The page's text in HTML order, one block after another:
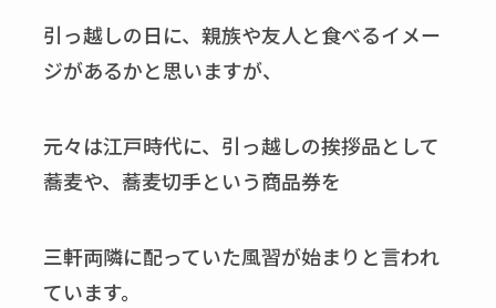
引っ越しの日に、親族や友人と食べるイメー
ジがあるかと思いますが、
元々は江戸時代に、引っ越しの挨拶品として
蕎麦や、蕎麦切手という商品券を
三軒両隣に配っていた風習が始まりと言われ
ています。